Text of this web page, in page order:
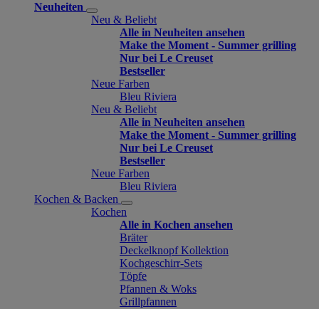
Neuheiten
Neu & Beliebt
Alle in Neuheiten ansehen
Make the Moment - Summer grilling
Nur bei Le Creuset
Bestseller
Neue Farben
Bleu Riviera
Neu & Beliebt
Alle in Neuheiten ansehen
Make the Moment - Summer grilling
Nur bei Le Creuset
Bestseller
Neue Farben
Bleu Riviera
Kochen & Backen
Kochen
Alle in Kochen ansehen
Bräter
Deckelknopf Kollektion
Kochgeschirr-Sets
Töpfe
Pfannen & Woks
Grillpfannen